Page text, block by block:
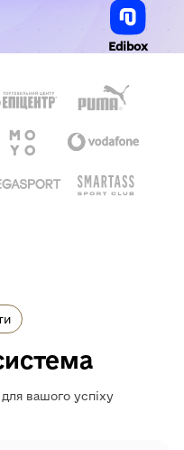
Edibox
вашого успіху